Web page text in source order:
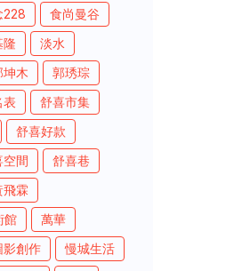
228
食尚曼谷
隆
淡水
坤木
郭琇琮
表
舒喜市集
舒喜好款
空間
舒喜巷
飛霖
館
萬華
影創作
慢城生活